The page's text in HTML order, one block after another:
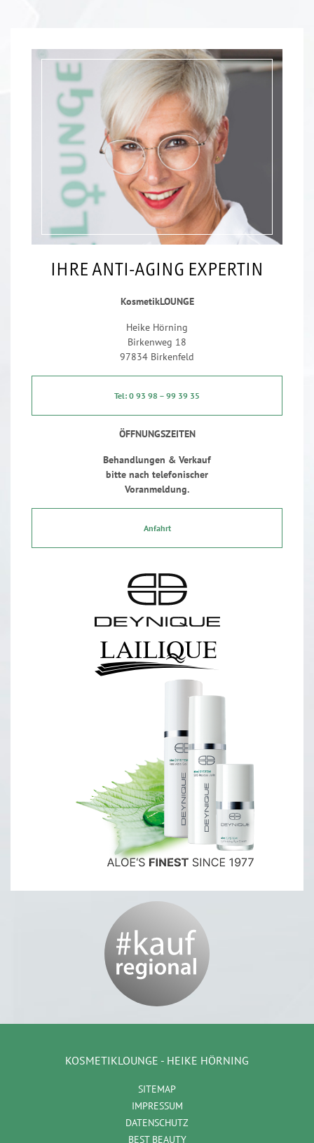
IHRE ANTI-AGING EXPERTIN
KosmetikLOUNGE
Heike Hörning
Birkenweg 18
97834 Birkenfeld
Tel: 0 93 98 – 99 39 35
ÖFFNUNGSZEITEN
Behandlungen & Verkauf
bitte nach telefonischer
Voranmeldung.
Anfahrt
KOSMETIKLOUNGE - HEIKE HÖRNING
SITEMAP
IMPRESSUM
DATENSCHUTZ
BEST BEAUTY